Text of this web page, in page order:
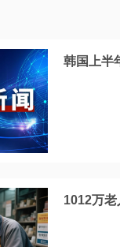
韩国上半
1012万